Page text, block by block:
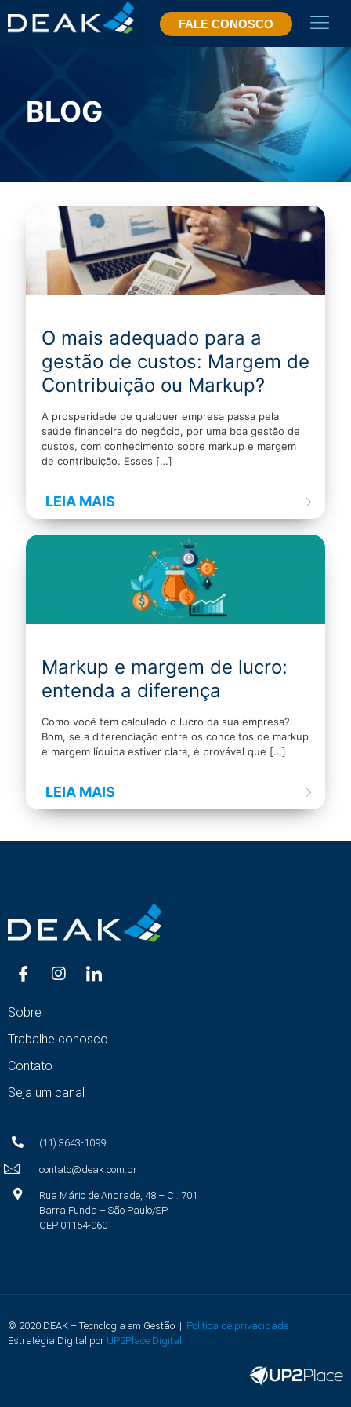
FALE CONOSCO
BLOG
O mais adequado para a
gestão de custos: Margem de
Contribuição ou Markup?
A prosperidade de qualquer empresa passa pela
saúde financeira do negócio, por uma boa gestão de
custos, com conhecimento sobre markup e margem
de contribuição. Esses […]
LEIA MAIS
Markup e margem de lucro:
entenda a diferença
Como você tem calculado o lucro da sua empresa?
Bom, se a diferenciação entre os conceitos de markup
e margem líquida estiver clara, é provável que […]
LEIA MAIS
Sobre
Trabalhe conosco
Contato
Seja um canal
(11) 3643-1099
contato@deak.com.br
Rua Mário de Andrade, 48 – Cj. 701
Barra Funda – São Paulo/SP
CEP 01154-060
© 2020 DEAK – Tecnologia em Gestão | Politica de privacidade
Estratégia Digital por UP2Place Digital